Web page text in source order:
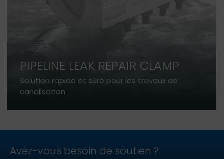
PIPELINE LEAK REPAIR CLAMP
Solution rapide et sûre pour les travaux de
canalisation
Avez-vous besoin de soutien ?